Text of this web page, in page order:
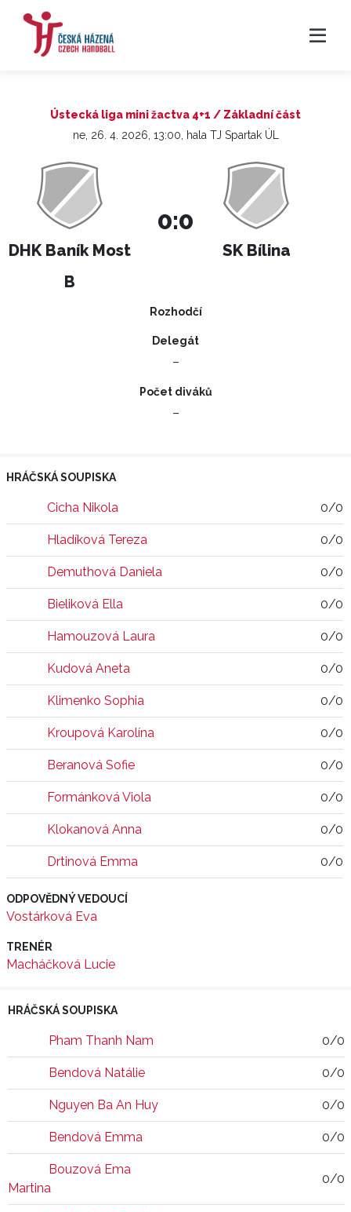
Ústecká liga mini žactva 4+1 / Základní část
ne, 26. 4. 2026, 13:00, hala TJ Spartak ÚL
DHK Baník Most
B
0:0
SK Bílina
Rozhodčí
Delegát
–
Počet diváků
–
HRÁČSKÁ SOUPISKA
Cicha Nikola 0/0
Hladíková Tereza 0/0
Demuthová Daniela 0/0
Bieliková Ella 0/0
Hamouzová Laura 0/0
Kudová Aneta 0/0
Klimenko Sophia 0/0
Kroupová Karolína 0/0
Beranová Sofie 0/0
Formánková Viola 0/0
Klokanová Anna 0/0
Drtinová Emma 0/0
ODPOVĚDNÝ VEDOUCÍ
Vostárková Eva
TRENÉR
Macháčková Lucie
HRÁČSKÁ SOUPISKA
Pham Thanh Nam 0/0
Bendová Natálie 0/0
Nguyen Ba An Huy 0/0
Bendová Emma 0/0
Bouzová Ema
Martina
0/0